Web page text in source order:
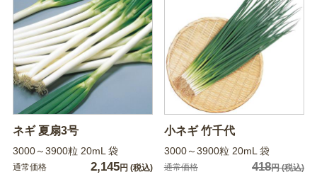
ネギ 夏扇3号
3000～3900粒 20mL 袋
通常価格 2,145円 (税込)
小ネギ 竹千代
3000～3900粒 20mL 袋
通常価格 418円(税込)